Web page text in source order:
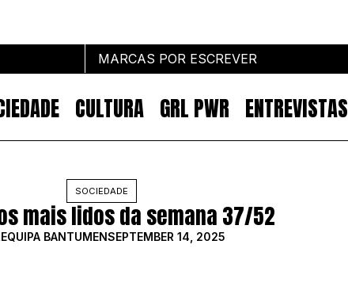
MARCAS POR ESCREVER
CULTURA GRL PWR ENTREVISTAS
Marcas por escrever
NOTÍCIAS
MARKETING
SOCIEDADE
mais lidos da semana 37/52
EQUIPA BANTUMENSEPTEMBER 14, 2025